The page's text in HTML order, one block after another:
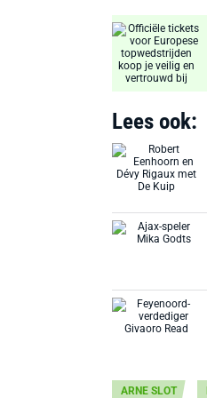
Lees ook:
ARNE SLOT